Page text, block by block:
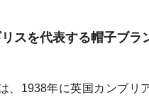
スを代表する帽子ブラ
、1938年に英国カンブリ